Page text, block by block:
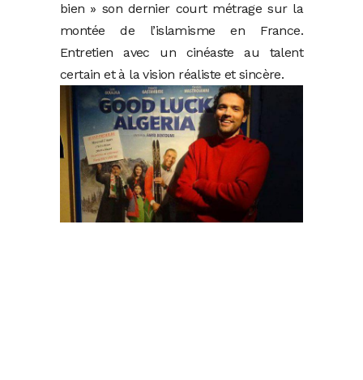
bien » son dernier court métrage sur la
montée de l’islamisme en France.
Entretien avec un cinéaste au talent
certain et à la vision réaliste et sincère.